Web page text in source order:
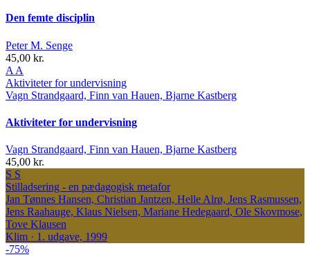
Den femte disciplin
Peter M. Senge
45,00 kr.
A A
Aktiviteter for undervisning
Vagn Strandgaard, Finn van Hauen, Bjarne Kastberg
Aktiviteter for undervisning
Vagn Strandgaard, Finn van Hauen, Bjarne Kastberg
45,00 kr.
S S
Stilladsering - en pædagogisk metafor
Jan Tønnes Hansen, Christian Jantzen, Helle Alrø, Jens Rasmussen,
Jens Raahauge, Klaus Nielsen, Mariane Hedegaard, Ole Skovmose,
Tove Klausen
Klim · 1. udgave, 1999
-75%